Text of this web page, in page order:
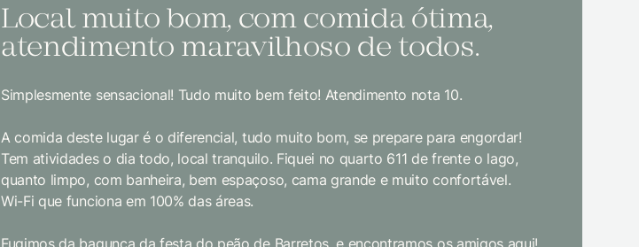
Local muito bom, com comida ótima,
atendimento maravilhoso de todos.
Simplesmente sensacional! Tudo muito bem feito! Atendimento nota 10.
A comida deste lugar é o diferencial, tudo muito bom, se prepare para engordar!
Tem atividades o dia todo, local tranquilo. Fiquei no quarto 611 de frente o lago,
quanto limpo, com banheira, bem espaçoso, cama grande e muito confortável.
Wi-Fi que funciona em 100% das áreas.
Fugimos da bagunça da festa do peão de Barretos, e encontramos os amigos aqui!